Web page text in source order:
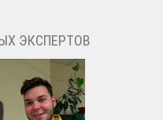
ЭКСПЕРТОВ